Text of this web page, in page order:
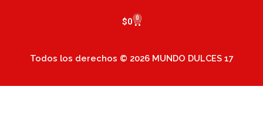
$0 0
Cart
Todos los derechos © 2026 MUNDO DULCES 17